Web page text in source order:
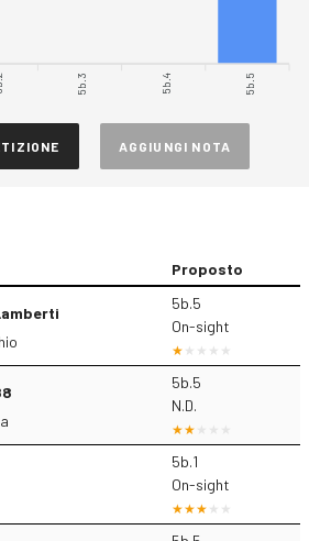
5b.3 5b.4 5b.5
AGGIUNGI NOTA
Proposto
5b.5
On-sight
5b.5
N.D.
5b.1
On-sight